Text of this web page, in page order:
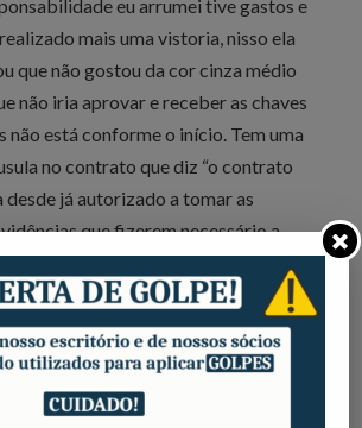
eu arrumei tive gastos e
mais uma vistoria, nisso ela
que não gostou da cor cinza médio
não iria aprovar e receber as chaves
não está conforme o início. Tem uma
no contrato que diz “o contrato
desde já autorizado a tomar as
que fizerem necessário a
do imóvel em condições
e em bom estado de
tais como: pequenos
hidráulicos, elétricos, pintura e de
Mesmo que o tom de cinza
diferente ele se encontra habitável